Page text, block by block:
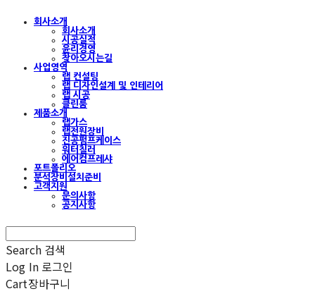
회사소개
회사소개
시공실적
윤리경영
찾아오시는길
사업영역
랩 컨설팅
랩 디자인설계 및 인테리어
랩 시공
클린룸
제품소개
랩가스
랩전원장비
진공펌프케이스
워터칠러
에어컴프레샤
포트폴리오
분석장비설치준비
고객지원
문의사항
공지사항
Search 검색
Log In 로그인
Cart장바구니